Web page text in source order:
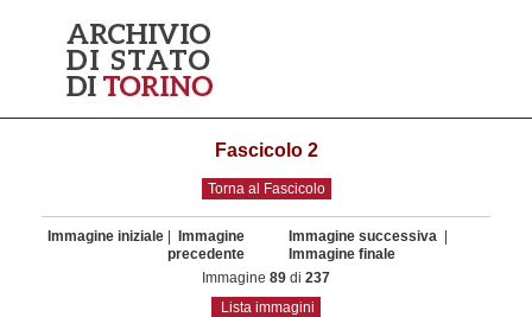
Fascicolo 2
Torna al Fascicolo
Immagine iniziale
Immagine
precedente
Immagine successiva
Immagine finale
Immagine 89 di 237
Lista immagini